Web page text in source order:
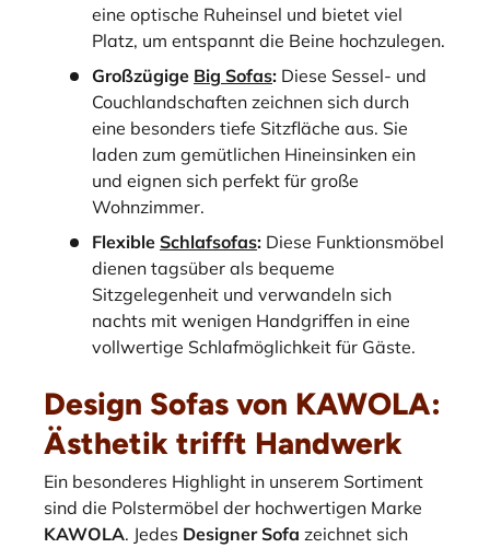
eine optische Ruheinsel und bietet viel
Platz, um entspannt die Beine hochzulegen.
Großzügige Big Sofas: Diese Sessel- und
Couchlandschaften zeichnen sich durch
eine besonders tiefe Sitzfläche aus. Sie
laden zum gemütlichen Hineinsinken ein
und eignen sich perfekt für große
Wohnzimmer.
Flexible Schlafsofas: Diese Funktionsmöbel
dienen tagsüber als bequeme
Sitzgelegenheit und verwandeln sich
nachts mit wenigen Handgriffen in eine
vollwertige Schlafmöglichkeit für Gäste.
Design Sofas von KAWOLA:
Ästhetik trifft Handwerk
Ein besonderes Highlight in unserem Sortiment
sind die Polstermöbel der hochwertigen Marke
KAWOLA. Jedes Designer Sofa zeichnet sich